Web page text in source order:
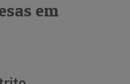
em